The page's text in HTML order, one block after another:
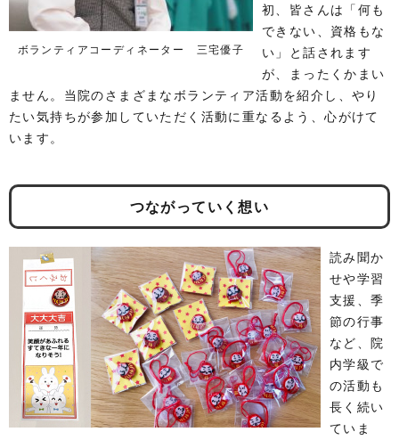
ボランティアコーディネーター 三宅優子
初、皆さんは「何も
できない、資格もな
い」と話されます
が、まったくかまい
ません。当院のさまざまなボランティア活動を紹介し、やり
たい気持ちが参加していただく活動に重なるよう、心がけて
います。
つながっていく想い
読み聞か
せや学習
支援、季
節の行事
など、院
内学級で
の活動も
長く続い
ていま